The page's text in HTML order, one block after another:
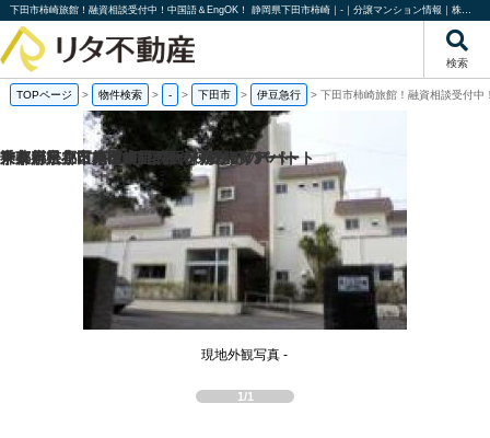
下田市柿崎旅館！融資相談受付中！中国語＆EngOK！ 静岡県下田市柿崎｜-｜分譲マンション情報｜株式会社リタ不動産
検索
TOPページ > 物件検索 > - > 下田市 > 伊豆急行 > 下田市柿崎旅館！融資相談受付中
1/1
現地外観写真 -
京都府京都市南区吉祥院西ノ茶屋町の
神奈川県小田原市中里の一棟売りアパート
千葉県松戸市八ケ崎1丁目の一棟売りアパート
東京都足立区梅田1丁目の一棟売りアパート